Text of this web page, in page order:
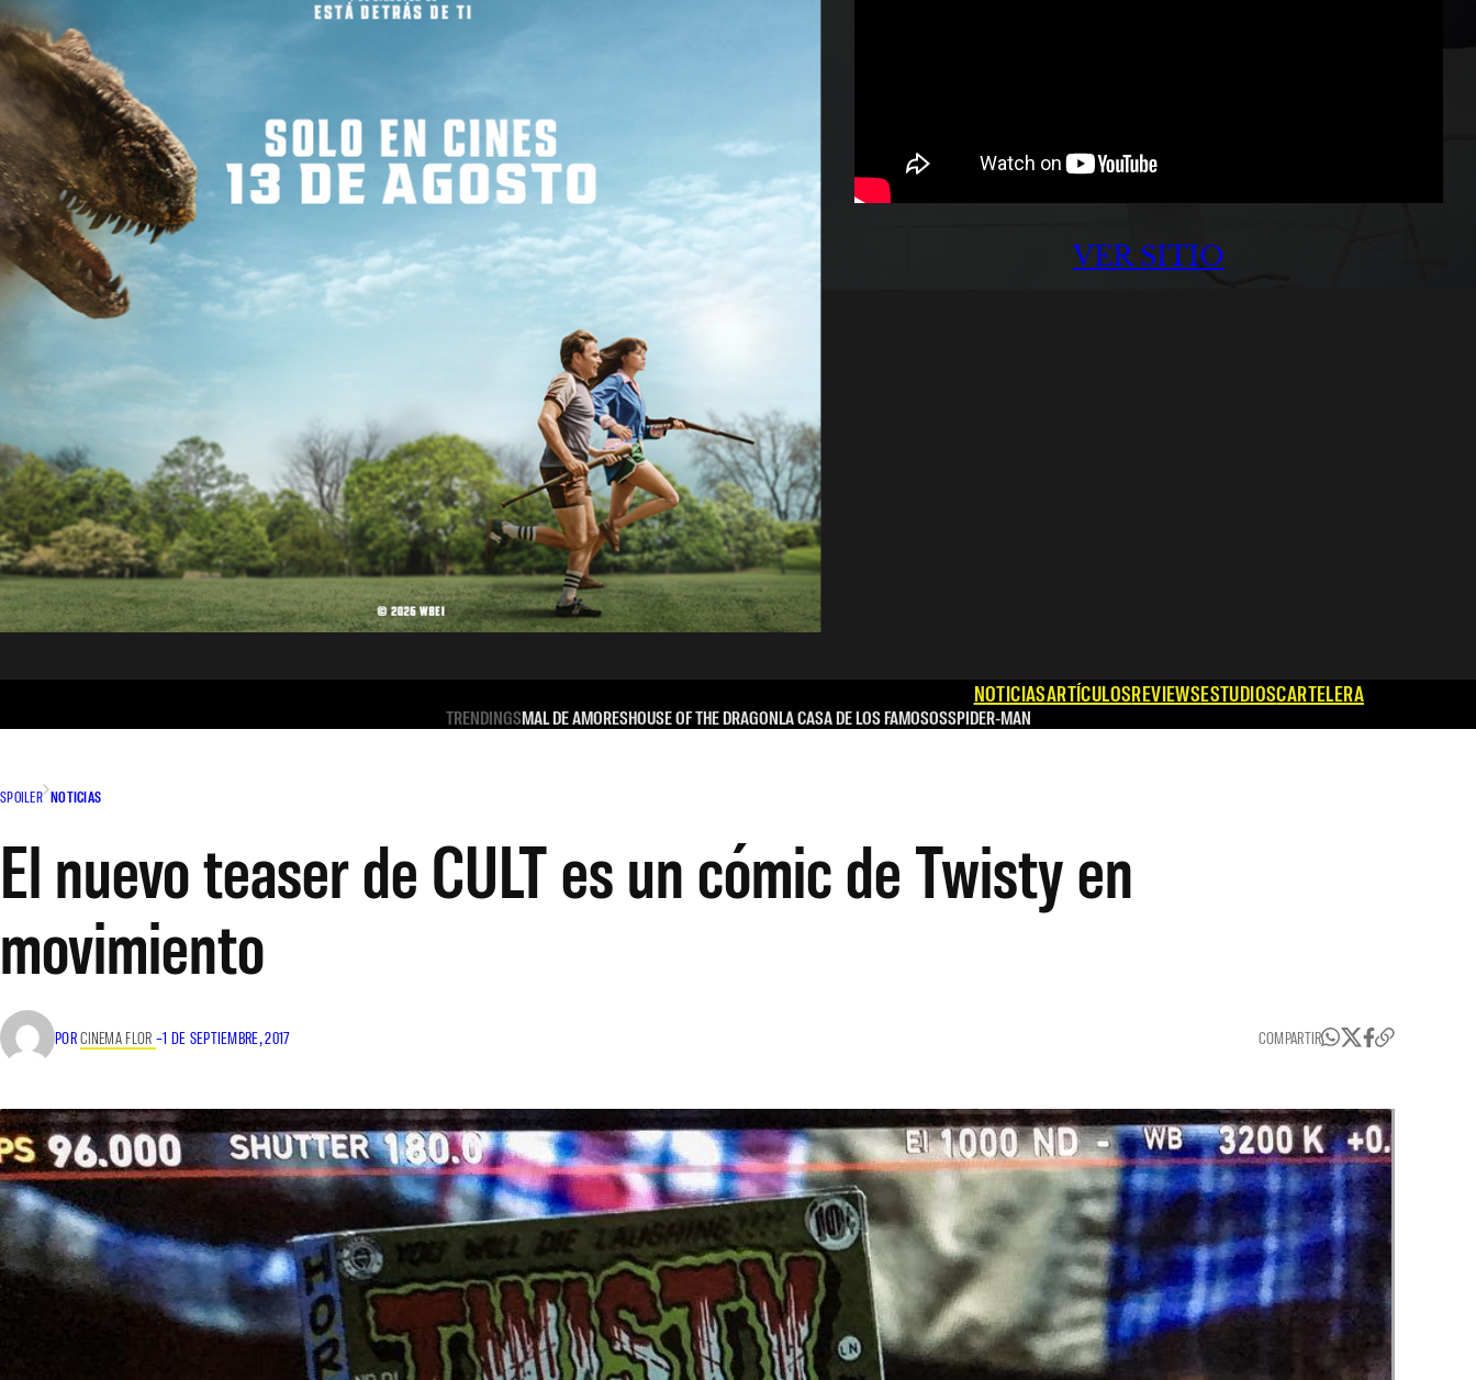
VER SITIO
NOTICIASARTÍCULOSREVIEWSESTUDIOSCARTELERA
TRENDINGSMAL DE AMORESHOUSE OF THE DRAGONLA CASA DE LOS FAMOSOSSPIDER-MAN
SPOILER NOTICIAS
El nuevo teaser de CULT es un cómic de Twisty en
movimiento
PORCINEMA FLOR –1 DE SEPTIEMBRE, 2017 COMPARTIR